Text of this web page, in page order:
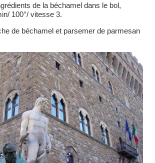
de la béchamel dans le bol,
100°/ vitesse 3.
de béchamel et parsemer de parmesan